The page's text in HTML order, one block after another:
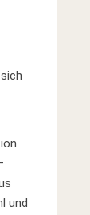
und